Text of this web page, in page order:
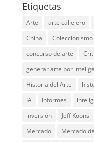
Etiquetas
Arte arte callejero
China
Coleccionismo
concurso de arte
generar arte por
Historia del Arte
IA
informes
inversión
Jeff Koons
Mercado
Mercado